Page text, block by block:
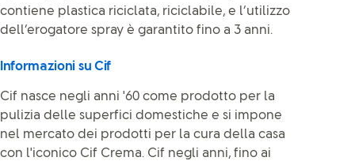
contiene plastica riciclata, riciclabile, e l’utilizzo
dell’erogatore spray è garantito fino a 3 anni.
Informazioni su Cif
Cif nasce negli anni '60 come prodotto per la
pulizia delle superfici domestiche e si impone
nel mercato dei prodotti per la cura della casa
con l'iconico Cif Crema. Cif negli anni, fino ai